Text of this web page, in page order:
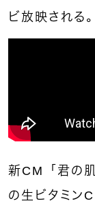
ビ放映される。
新CM「君の
の生ビタミン